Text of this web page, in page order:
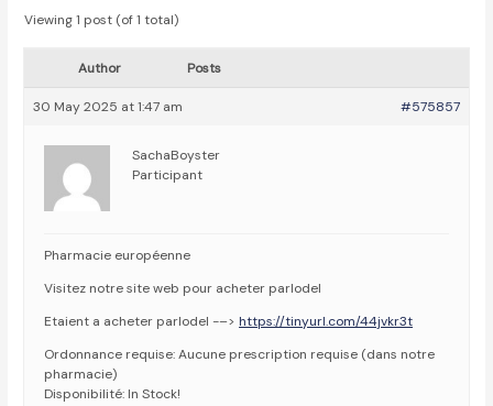
Viewing 1 post (of 1 total)
Author Posts
30 May 2025 at 1:47 am #575857
SachaBoyster
Participant
Pharmacie européenne
Visitez notre site web pour acheter parlodel
Etaient a acheter parlodel -–>https://tinyurl.com/44jvkr3t
Ordonnance requise: Aucune prescription requise (dans notre
pharmacie)
Disponibilité: In Stock!